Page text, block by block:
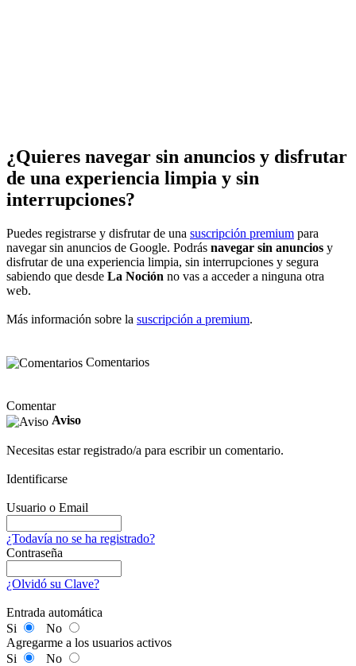
¿Quieres navegar sin anuncios y disfrutar
de una experiencia limpia y sin
interrupciones?
Puedes registrarse y disfrutar de una suscripción premium para
navegar sin anuncios de Google. Podrás navegar sin anuncios y
disfrutar de una experiencia limpia, sin interrupciones y segura
sabiendo que desde La Noción no vas a acceder a ninguna otra
web.
Más información sobre la suscripción a premium.
Comentarios
Comentar
Aviso
Necesitas estar registrado/a para escribir un comentario.
Identificarse
Usuario o Email
¿Todavía no se ha registrado?
Contraseña
¿Olvidó su Clave?
Entrada automática
Si
No
Agregarme a los usuarios activos
Si
No